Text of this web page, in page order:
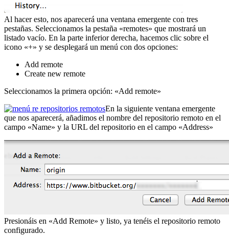
Al hacer esto, nos aparecerá una ventana emergente con tres
pestañas. Seleccionamos la pestaña «remotes» que mostrará un
listado vacío. En la parte inferior derecha, hacemos clic sobre el
icono «+» y se desplegará un menú con dos opciones:
Add remote
Create new remote
Seleccionamos la primera opción: «Add remote»
En la siguiente ventana emergente
que nos aparecerá, añadimos el nombre del repositorio remoto en el
campo «Name» y la URL del repositorio en el campo «Address»
Presionáis en «Add Remote» y listo, ya tenéis el repositorio remoto
configurado.